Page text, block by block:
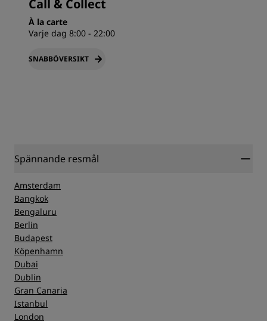
Call & Collect
À la carte
Varje dag 8:00 - 22:00
SNABBÖVERSIKT
Spännande resmål
Amsterdam
Bangkok
Bengaluru
Berlin
Budapest
Köpenhamn
Dubai
Dublin
Gran Canaria
Istanbul
London